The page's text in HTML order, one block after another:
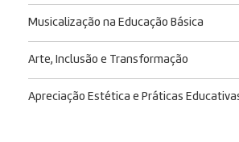
Musicalização na Educação Básica
Arte, Inclusão e Transformação
Apreciação Estética e Práticas